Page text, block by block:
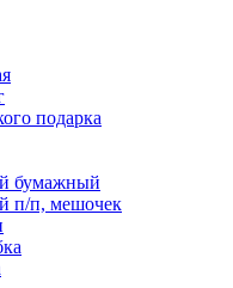
подарка
бумажный
п/п, мешочек